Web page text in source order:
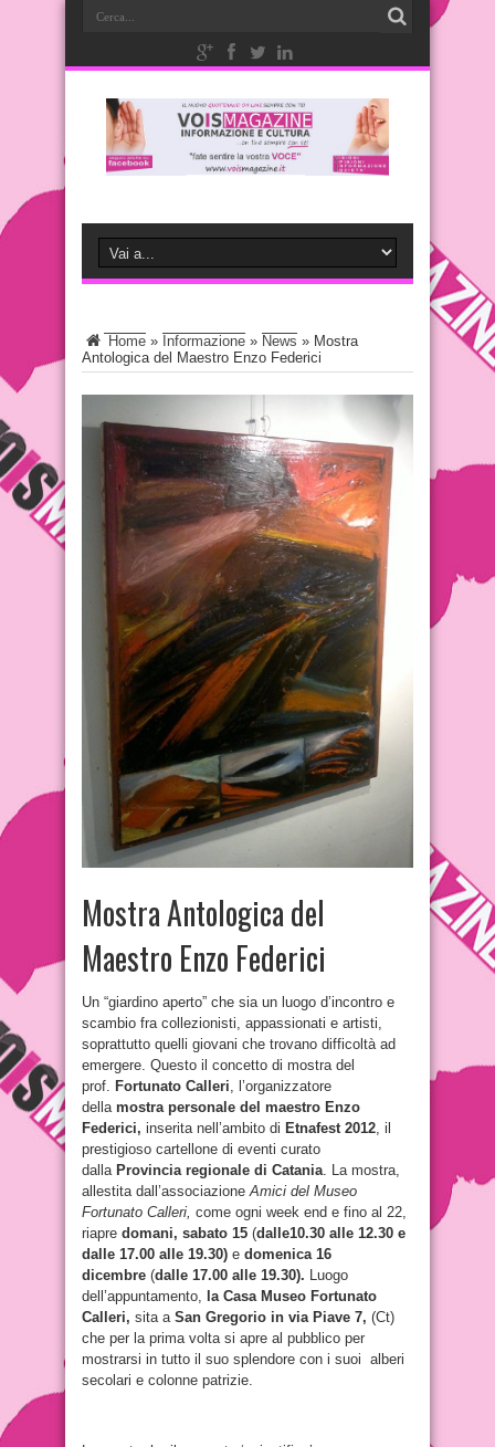
Home » Informazione » News » Mostra
Antologica del Maestro Enzo Federici
Mostra Antologica del
Maestro Enzo Federici
Un “giardino aperto” che sia un luogo d’incontro e
scambio fra collezionisti, appassionati e artisti,
soprattutto quelli giovani che trovano difficoltà ad
emergere. Questo il concetto di mostra del
prof. Fortunato Calleri , l’organizzatore
della mostra personale del maestro Enzo
Federici, inserita nell’ambito di Etnafest 2012 , il
prestigioso cartellone di eventi curato
dalla Provincia regionale di Catania . La mostra,
allestita dall’associazione Amici del Museo
Fortunato Calleri, come ogni week end e fino al 22,
riapre domani, sabato 15 (dalle10.30 alle 12.30 e
dalle 17.00 alle 19.30) e domenica 16
dicembre (dalle 17.00 alle 19.30). Luogo
dell’appuntamento, la Casa Museo Fortunato
Calleri, sita a San Gregorio in via Piave 7, (Ct)
che per la prima volta si apre al pubblico per
mostrarsi in tutto il suo splendore con i suoi alberi
secolari e colonne patrizie.